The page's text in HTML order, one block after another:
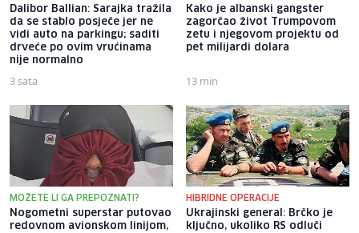
Dalibor Ballian: Sarajka tražila
da se stablo posječe jer ne
vidi auto na parkingu; saditi
drveće po ovim vrućinama
nije normalno
3 sata
Kako je albanski gangster
zagorčao život Trumpovom
zetu i njegovom projektu od
pet milijardi dolara
13 min
MOŽETE LI GA PREPOZNATI?
Nogometni superstar putovao
redovnom avionskom linijom,
HIBRIDNE OPERACIJE
Ukrajinski general: Brčko je
ključno, ukoliko RS odluči